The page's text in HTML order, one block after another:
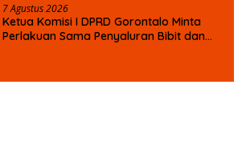
7 Agustus 2026
Ketua Komisi I DPRD Gorontalo Minta
Perlakuan Sama Penyaluran Bibit dan